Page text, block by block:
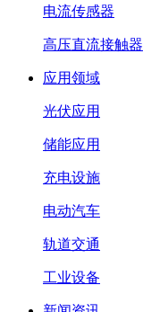
电流传感器
高压直流接触器
应用领域
光伏应用
储能应用
充电设施
电动汽车
轨道交通
工业设备